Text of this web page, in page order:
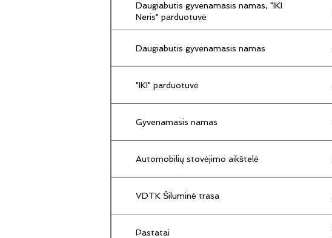
Daugiabutis gyvenamasis namas, "IKI
Neris" parduotuvė
Daugiabutis gyvenamasis namas
"IKI" parduotuvė
Gyvenamasis namas
Automobilių stovėjimo aikštelė
VDTK Šiluminė trasa
Pastatai